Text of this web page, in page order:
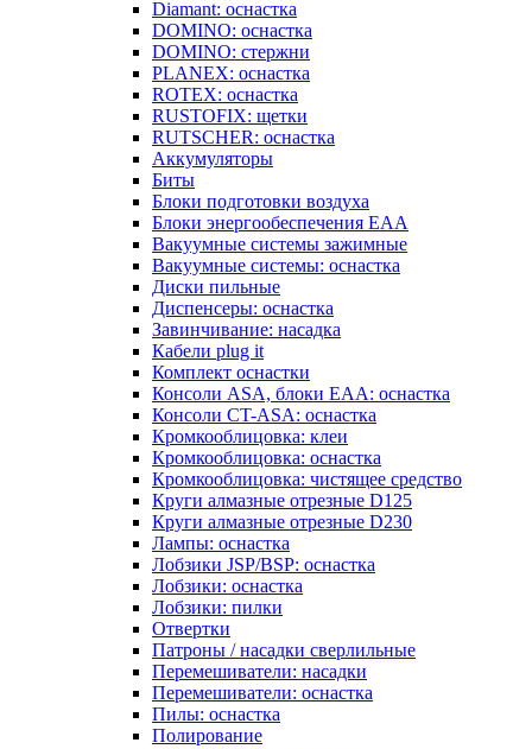
Diamant: оснастка
DOMINO: оснастка
DOMINO: стержни
PLANEX: оснастка
ROTEX: оснастка
RUSTOFIX: щетки
RUTSCHER: оснастка
Аккумуляторы
Биты
Блоки подготовки воздуха
Блоки энергообеспечения EAA
Вакуумные системы зажимные
Вакуумные системы: оснастка
Диски пильные
Диспенсеры: оснастка
Завинчивание: насадка
Кабели plug it
Комплект оснастки
Консоли ASA, блоки EAA: оснастка
Консоли CT-ASA: оснастка
Кромкооблицовка: клеи
Кромкооблицовка: оснастка
Кромкооблицовка: чистящее средство
Круги алмазные отрезные D125
Круги алмазные отрезные D230
Лампы: оснастка
Лобзики JSP/BSP: оснастка
Лобзики: оснастка
Лобзики: пилки
Отвертки
Патроны / насадки сверлильные
Перемешиватели: насадки
Перемешиватели: оснастка
Пилы: оснастка
Полирование